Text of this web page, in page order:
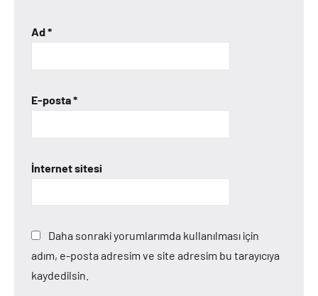
Ad*
E-posta*
İnternet sitesi
Daha sonraki yorumlarımda kullanılması için
adım, e-posta adresim ve site adresim bu tarayıcıya
kaydedilsin.